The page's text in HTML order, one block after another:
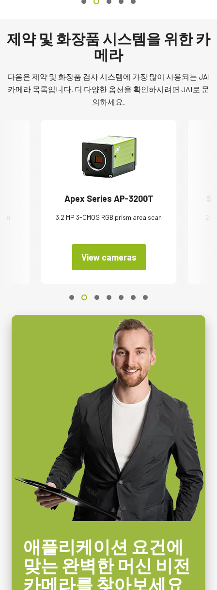
제약 및 화장품 시스템을 위한 카
메라
다음은 제약 및 화장품 검사 시스템에 가장 많이 사용되는 JAI
카메라 목록입니다. 더 다양한 옵션을 확인하시려면 JAI로 문
의하세요.
Apex Series AP-3200T
3.2 MP 3-CMOS RGB prism area scan
View cameras
2K,
애플리케이션 요건에
맞는 완벽한 머신 비전
카메라를 찾아보세요